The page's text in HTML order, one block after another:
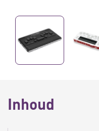
Inhoud